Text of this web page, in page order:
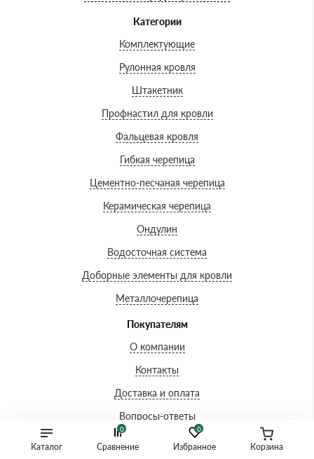
Каталог
0
Избранное
0
Сравнение Корзина
Категории
Комплектующие
Рулонная кровля
Штакетник
Профнастил для кровли
Фальцевая кровля
Гибкая черепица
Цементно-песчаная черепица
Керамическая черепица
Ондулин
Водосточная система
Доборные элементы для кровли
Металлочерепица
Покупателям
О компании
Контакты
Доставка и оплата
Вопросы-ответы